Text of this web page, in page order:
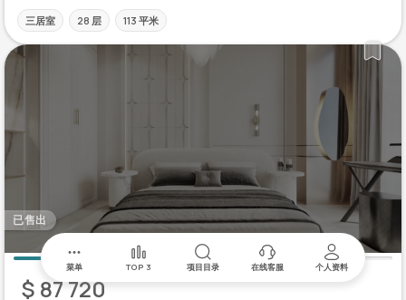
菜单 TOP 3 项目目录 在线客服 个人资料
三居室 28 层 113 平米
已售出
$ 87 720